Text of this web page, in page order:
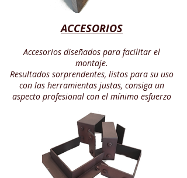
ACCESORIOS
Accesorios diseñados para facilitar el
montaje.
Resultados sorprendentes, listos para su uso
con las herramientas justas, consiga un
aspecto profesional con el mínimo esfuerzo